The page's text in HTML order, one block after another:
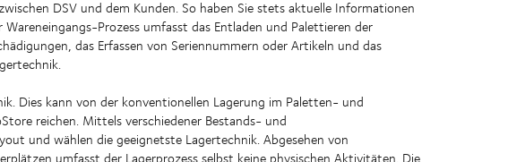
DSV und dem Kunden. So haben Sie stets aktuelle Informationen
Prozess umfasst das Entladen und Palettieren der
das Erfassen von Seriennummern oder Artikeln und das
Dies kann von der konventionellen Lagerung im Paletten- und
reichen. Mittels verschiedener Bestands- und
und wählen die geeignetste Lagertechnik. Abgesehen von
umfasst der Lagerprozess selbst keine physischen Aktivitäten. Die